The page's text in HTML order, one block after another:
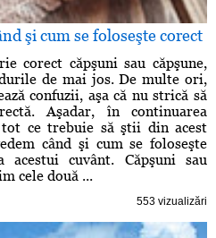
şi cum se foloseşte corect
corect căpşuni sau căpşune,
de mai jos. De multe ori,
confuzii, aşa că nu strică să
Aşadar, în continuarea
ce trebuie să ştii din acest
când şi cum se foloseşte
cuvânt. Căpşuni sau
cele două ...
553 vizualizări